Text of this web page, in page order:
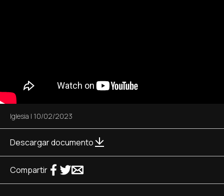
Iglesia | 10/02/2023
Descargar documento
Compartir